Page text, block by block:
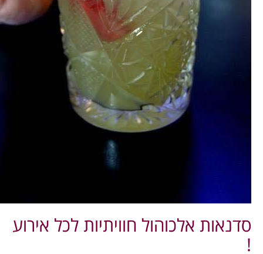
סדנאות אלכוהול חוויתיות לכל אירוע
!